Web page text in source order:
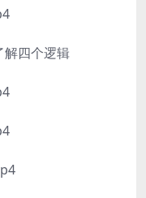
解四个逻辑